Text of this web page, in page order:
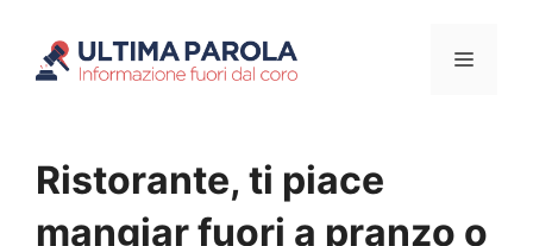
Menu
Ristorante, ti piace
mangiar fuori a pranzo o